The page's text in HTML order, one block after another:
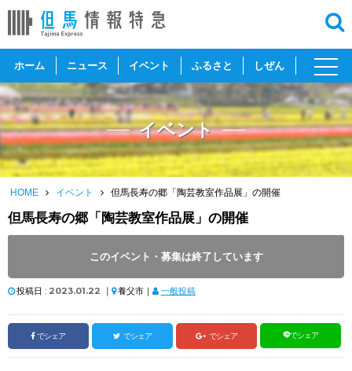
ホーム ニュース イベント ふるさと しぜん
toggle
イベント
HOME イベント 但馬長寿の郷「陶芸教室作品展」の開催
但馬長寿の郷「陶芸教室作品展」の開催
このイベント・募集は終了しています
開催時間 : 9:00 ～ 17:00
投稿日 : 2023.01.22 ｜ 養父市｜ 一般投稿
でシェア でシェア でシェア でシェア